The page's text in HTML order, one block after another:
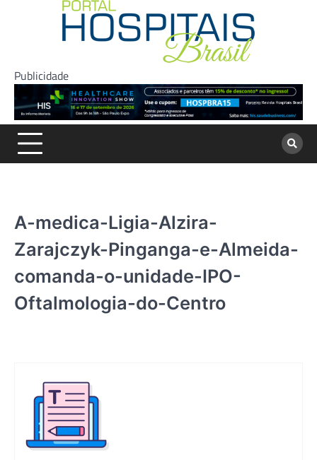
Publicidade
A-medica-Ligia-Alzira-
Zarajczyk-Pinganga-e-Almeida-
comanda-o-unidade-IPO-
Oftalmologia-do-Centro